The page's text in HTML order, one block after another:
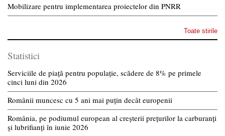
Mobilizare pentru implementarea proiectelor din PNRR
Toate stirile
Statistici
Serviciile de piață pentru populație, scădere de 8% pe primele
cinci luni din 2026
Românii muncesc cu 5 ani mai puțin decât europenii
România, pe podiumul european al creșterii prețurilor la carburanți
și lubrifianți în iunie 2026